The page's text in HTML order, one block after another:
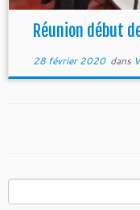
Réunion début
28 février 2020dans